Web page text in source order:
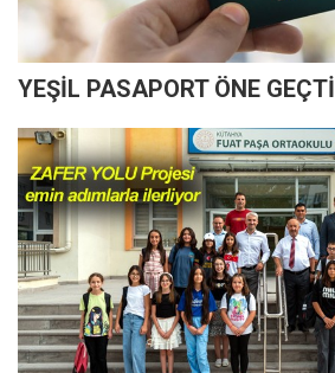
YEŞİL PASAPORT ÖNE GEÇTİ